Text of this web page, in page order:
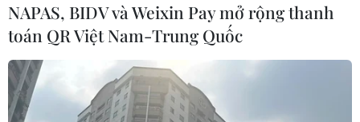
Cà Mau hợp nhất 4 trường cao đẳng,
tăng quy mô đào tạo nhân lực chất
lượng cao
NAPAS, BIDV và Weixin Pay mở rộng thanh
toán QR Việt Nam-Trung Quốc